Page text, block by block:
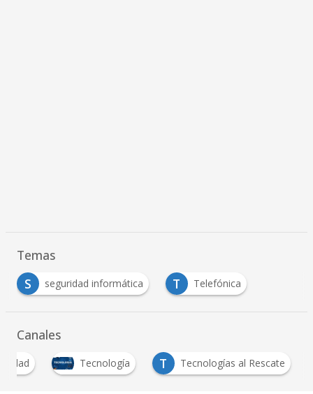
Temas
S
seguridad informática T Telefónica
Canales
Tecnología T Tecnologías al Rescate